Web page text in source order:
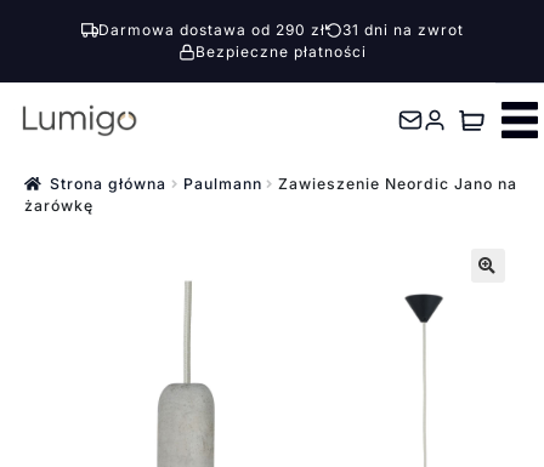
Darmowa dostawa od 290 zł
31 dni na zwrot
Bezpieczne płatności
Przejdź
nawigacji
Przejdź
treści Strona główna Paulmann
Zawieszenie Neordic Jano na
żarówkę